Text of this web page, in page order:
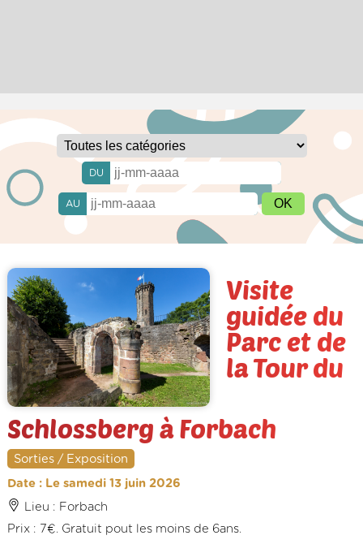
DU
AU
Visite
guidée du
Parc et de
la Tour du
Schlossberg à Forbach
Sorties / Exposition
Date : Le samedi 13 juin 2026
Lieu : Forbach
Prix : 7€. Gratuit pout les moins de 6ans.